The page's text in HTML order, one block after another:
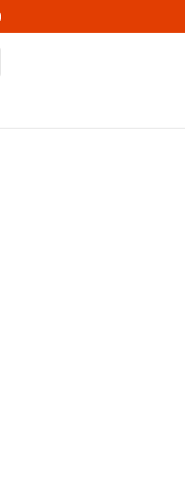
PPG, Guru Honorer Bisa